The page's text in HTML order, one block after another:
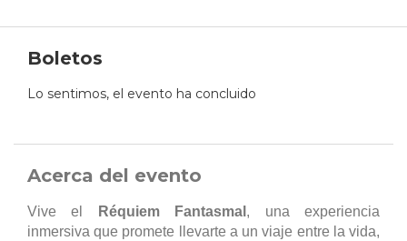
Boletos
Lo sentimos, el evento ha concluido
Acerca del evento
Vive el Réquiem Fantasmal , una experiencia
inmersiva que promete llevarte a un viaje entre la vida,